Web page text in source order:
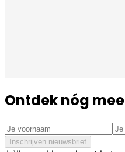
Ontdek nóg
Inschrijven nieuwsbrief